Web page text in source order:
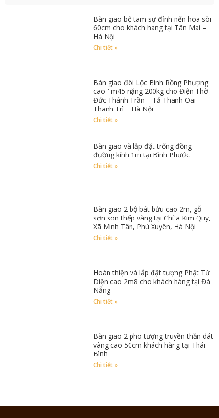
Bàn giao bộ tam sự đỉnh nến hoa sòi
60cm cho khách hàng tại Tân Mai –
Hà Nội
Chi tiết »
Bàn giao đôi Lộc Bình Rồng Phượng
cao 1m45 nặng 200kg cho Điện Thờ
Đức Thánh Trần – Tả Thanh Oai –
Thanh Trì – Hà Nội
Chi tiết »
Bàn giao và lắp đặt trống đồng
đường kính 1m tại Bình Phước
Chi tiết »
Bàn giao 2 bộ bát bửu cao 2m, gỗ
sơn son thếp vàng tại Chùa Kim Quy,
Xã Minh Tân, Phú Xuyên, Hà Nội
Chi tiết »
Hoàn thiện và lắp đặt tượng Phật Tứ
Diện cao 2m8 cho khách hàng tại Đà
Nẵng
Chi tiết »
Bàn giao 2 pho tượng truyền thần dát
vàng cao 50cm khách hàng tại Thái
Bình
Chi tiết »